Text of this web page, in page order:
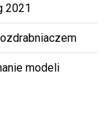
2021
modeli